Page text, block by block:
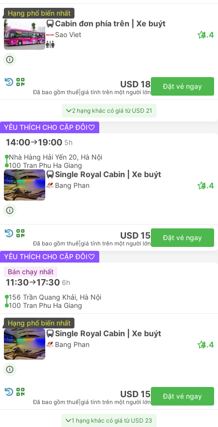
Hạng phổ biến nhất
Cabin đơn phía trên | Xe buýt
Sao Viet 4.4
USD 18
Đã bao gồm thuế giá tính trên một người lớn
Đặt vé ngay
2 hạng khác có giá từ USD 21
YÊU THÍCH CHO CẶP ĐÔI
14:00 19:00 5h
Nhà Hàng Hải Yến 20, Hà Nội
100 Tran Phu Ha Giang
Single Royal Cabin | Xe buýt
Bang Phan 4.4
USD 15
Đã bao gồm thuế giá tính trên một người lớn
Đặt vé ngay
YÊU THÍCH CHO CẶP ĐÔI
Bán chạy nhất
11:30 17:30 6h
156 Trần Quang Khải, Hà Nội
100 Tran Phu Ha Giang
Hạng phổ biến nhất
Single Royal Cabin | Xe buýt
Bang Phan 4.4
USD 15
Đã bao gồm thuế giá tính trên một người lớn
Đặt vé ngay
1 hạng khác có giá từ USD 23